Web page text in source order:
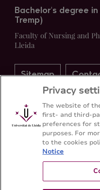
Bachelor's degree
Tremp)
Faculty of Nursing and
Lleida
Sitemap
Privacy
The website of
first- and third-
preferences for
purposes. For
to the cookies
Notice